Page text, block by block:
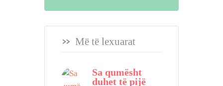
Më të lexuarat
Sa qumësht
duhet të pijë